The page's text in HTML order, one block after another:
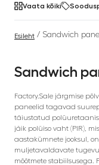
Vaata kõiki
Esileht / Sandwich
Sandwich
Factory.Sale järgmise
paneelid tagavad
täiustatud
jäik polüiso vaht (PIR),
aastakümnete jooksul,
muljetavaldavate
mõõtmete stabiilsusega.